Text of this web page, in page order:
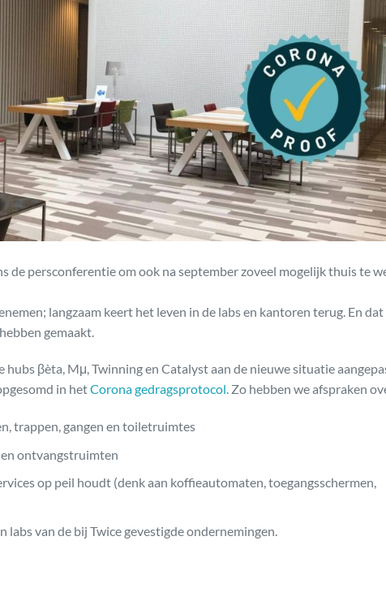
de persconferentie om ook na september zoveel mogelijk thuis te
langzaam keert het leven in de labs en kantoren terug. En dat
gemaakt.
hubs βèta, Mμ, Twinning en Catalyst aan de nieuwe situatie
in hetCorona gedragsprotocol. Zo hebben we afspraken
trappen, gangen en toiletruimtes
ontvangstruimten
op peil houdt (denk aan koffieautomaten, toegangsschermen,
van de bij Twice gevestigde ondernemingen.